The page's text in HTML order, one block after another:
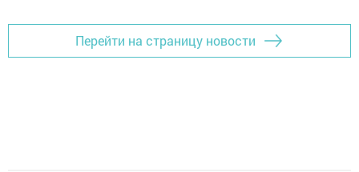
Перейти на страницу новости